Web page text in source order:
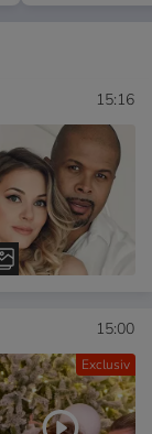
15:16
Exclusiv
15:00